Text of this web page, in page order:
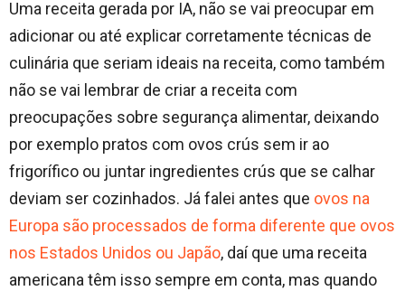
Uma receita gerada por IA, não se vai preocupar em
adicionar ou até explicar corretamente técnicas de
culinária que seriam ideais na receita, como também
não se vai lembrar de criar a receita com
preocupações sobre segurança alimentar, deixando
por exemplo pratos com ovos crús sem ir ao
frigorífico ou juntar ingredientes crús que se calhar
deviam ser cozinhados. Já falei antes que ovos na
Europa são processados de forma diferente que ovos
nos Estados Unidos ou Japão, daí que uma receita
americana têm isso sempre em conta, mas quando